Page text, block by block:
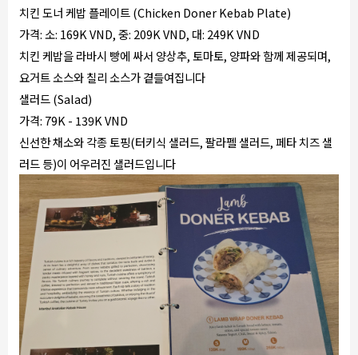
치킨 도너 케밥 플레이트 (Chicken Doner Kebab Plate)
가격: 소: 169K VND, 중: 209K VND, 대: 249K VND
치킨 케밥을 라바시 빵에 싸서 양상추, 토마토, 양파와 함께 제공되며,
요거트 소스와 칠리 소스가 곁들여집니다
샐러드 (Salad)
가격: 79K - 139K VND
신선한 채소와 각종 토핑(터키식 샐러드, 팔라펠 샐러드, 페타 치즈 샐
러드 등)이 어우러진 샐러드입니다